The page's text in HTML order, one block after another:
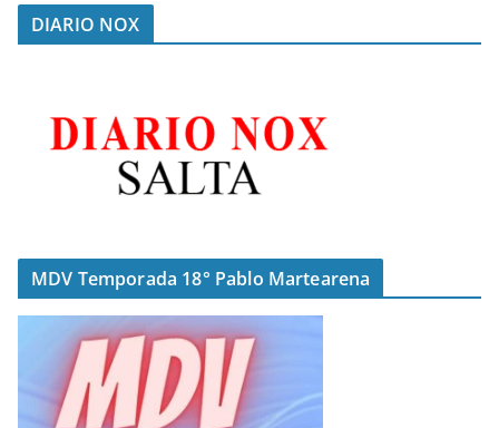
DIARIO NOX
MDV Temporada 18° Pablo Martearena